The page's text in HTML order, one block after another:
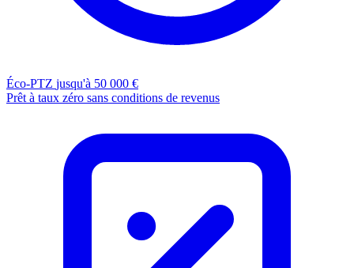
Éco-PTZ jusqu'à 50 000 €
Prêt à taux zéro sans conditions de revenus